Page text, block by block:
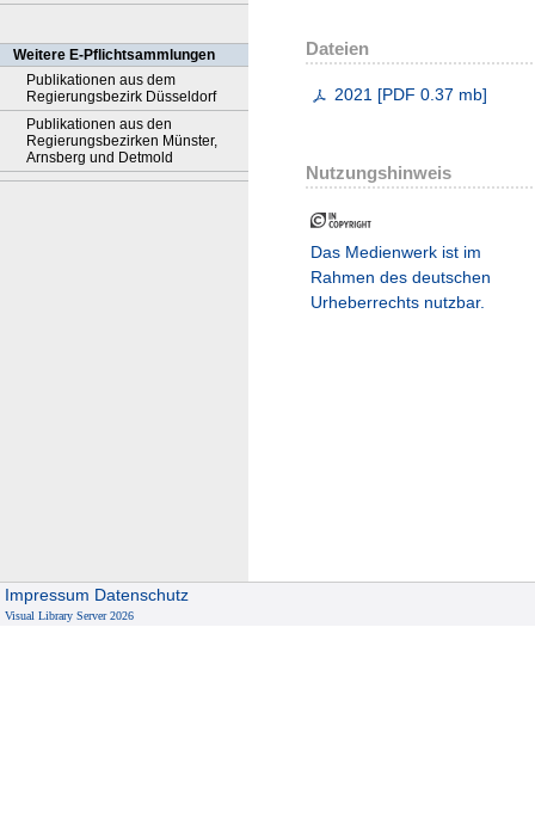
Weitere E-Pflichtsammlungen
Publikationen aus dem
Regierungsbezirk Düsseldorf
Publikationen aus den
Regierungsbezirken Münster,
Arnsberg und Detmold
Dateien
2021 [PDF 0.37 mb]
Nutzungshinweis
Das Medienwerk ist im
Rahmen des deutschen
Urheberrechts nutzbar.
Impressum Datenschutz
Visual Library Server 2026